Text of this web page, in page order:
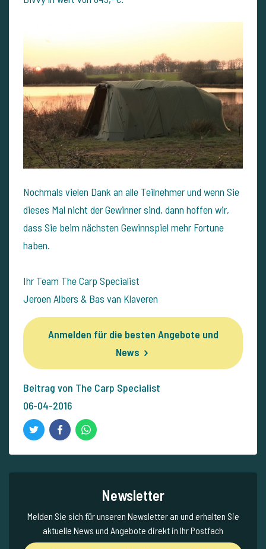
Nochmals vielen Dank an alle Teilnehmer und wenn Sie
dieses Mal nicht der Gewinner sind, dann hoffen wir,
dass Sie beim nächsten Gewinnspiel mehr Fortune
haben.
Ihr Team The Carp Specialist
Jeroen Albers & Bas van Klaveren
Anmelden für die besten Angebote und
News
Beitrag von The Carp Specialist
06-04-2016
Newsletter
Melden Sie sich für unseren Newsletter an und erhalten Sie
aktuelle News und Angebote direkt in Ihr Postfach